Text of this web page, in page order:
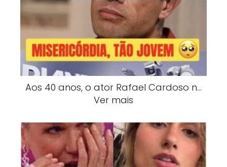
Aos 40 anos, o ator Rafael Cardoso n…
Ver mais